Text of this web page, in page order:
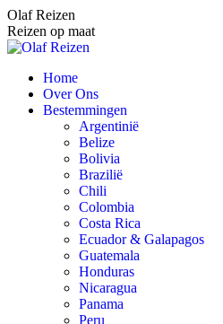
Spring
naar
content
Olaf Reizen
Reizen op maat
Home
Over Ons
Bestemmingen
Argentinië
Belize
Bolivia
Brazilië
Chili
Colombia
Costa Rica
Ecuador & Galapagos
Guatemala
Honduras
Nicaragua
Panama
Peru